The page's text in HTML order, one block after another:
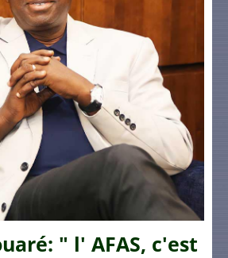
" l' AFAS, c'est